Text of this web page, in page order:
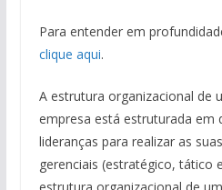
Para entender em
clique aqui.
A estrutura organizacional de
empresa está estruturada em
lideranças para realizar as
gerenciais (estratégico, tático